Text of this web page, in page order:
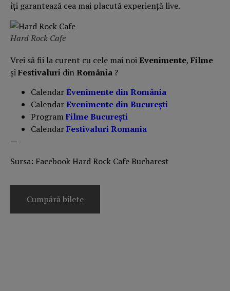
îţi garantează cea mai placută experienţă live.
Hard Rock Cafe
Vrei să fii la curent cu cele mai noiEvenimente, Filme
șiFestivaluri dinRomânia ?
CalendarEvenimente din România
CalendarEvenimente din București
ProgramFilme București
CalendarFestivaluri Romania
—
Sursa: Facebook Hard Rock Cafe Bucharest
Cumpără bilete